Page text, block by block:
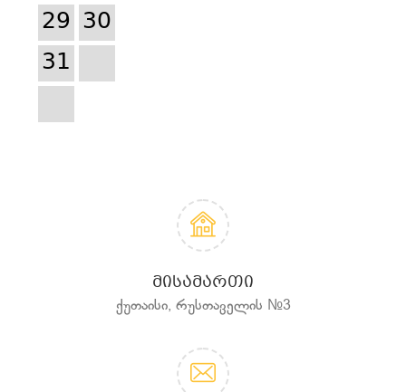
29 30
31
ᲛᲘᲡᲐᲛᲐᲠᲗᲘ
ქუთაისი, რუსთაველის №3